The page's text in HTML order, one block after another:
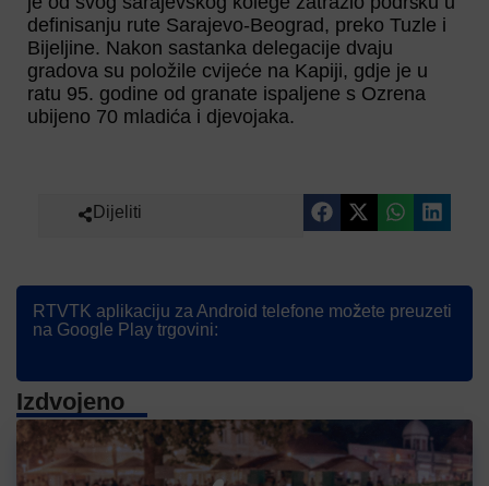
definisanju rute Sarajevo-Beograd, preko Tuzle i
Bijeljine. Nakon sastanka delegacije dvaju
gradova su položile cvijeće na Kapiji, gdje je u
ratu 95. godine od granate ispaljene s Ozrena
ubijeno 70 mladića i djevojaka.
Dijeliti
RTVTK aplikaciju za Android telefone možete preuzeti
na Google Play trgovini:
Izdvojeno